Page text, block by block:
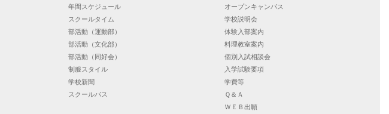
年間スケジュール
スクールタイム
部活動（運動部）
部活動（文化部）
部活動（同好会）
制服スタイル
学校新聞
スクールバス
オープンキャンパス
学校説明会
体験入部案内
料理教室案内
個別入試相談会
入学試験要項
学費等
Ｑ＆Ａ
ＷＥＢ出願